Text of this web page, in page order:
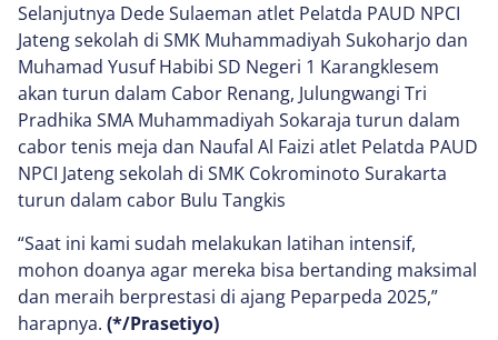
Selanjutnya Dede Sulaeman atlet Pelatda PAUD NPCI
Jateng sekolah di SMK Muhammadiyah Sukoharjo dan
Muhamad Yusuf Habibi SD Negeri 1 Karangklesem
akan turun dalam Cabor Renang, Julungwangi Tri
Pradhika SMA Muhammadiyah Sokaraja turun dalam
cabor tenis meja dan Naufal Al Faizi atlet Pelatda PAUD
NPCI Jateng sekolah di SMK Cokrominoto Surakarta
turun dalam cabor Bulu Tangkis
“Saat ini kami sudah melakukan latihan intensif,
mohon doanya agar mereka bisa bertanding maksimal
dan meraih berprestasi di ajang Peparpeda 2025,”
harapnya. (*/Prasetiyo)